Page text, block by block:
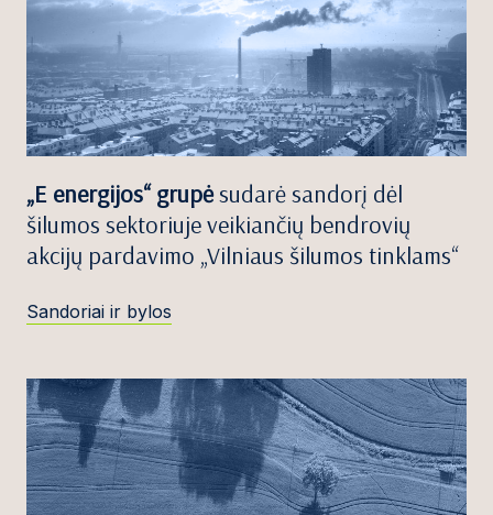
„E energijos“ grupėsudarė sandorį dėl
šilumos sektoriuje veikiančių bendrovių
akcijų pardavimo „Vilniaus šilumos tinklams“
Sandoriai ir bylos